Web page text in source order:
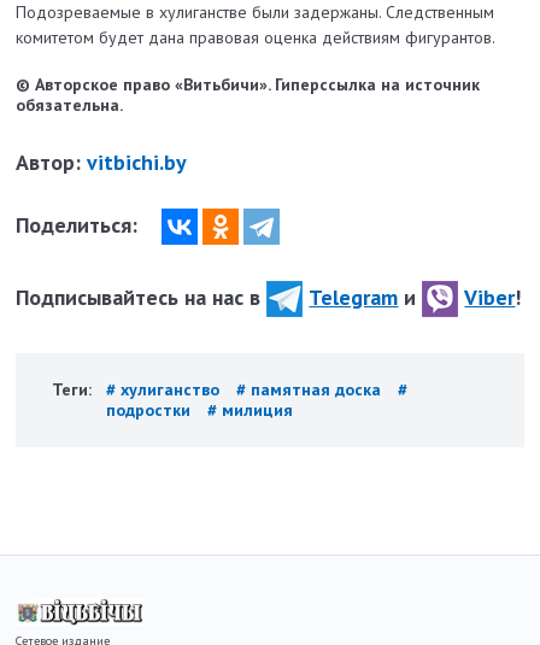
Подозреваемые в хулиганстве были задержаны. Следственным
комитетом будет дана правовая оценка действиям фигурантов.
© Авторское право «Витьбичи». Гиперссылка на источник
обязательна.
Автор:vitbichi.by
Поделиться:
Подписывайтесь на нас в Telegram и Viber!
Теги: # хулиганство # памятная доска
#
подростки
# милиция
Сетевое издание